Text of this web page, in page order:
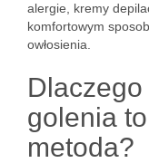
alergie, kremy
komfortowym
owłosienia.
golenia
metoda?